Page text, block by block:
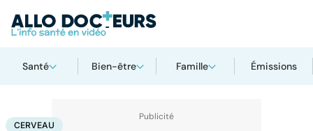
Santé Bien-être Famille Émissions
AccueilSanté
CERVEAU